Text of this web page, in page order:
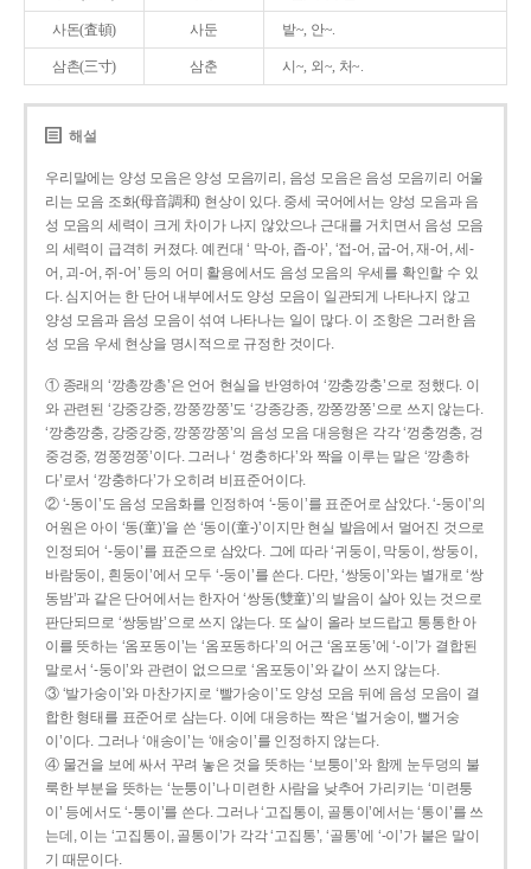
사돈(査頓) 사둔 밭~, 안~.
삼촌(三寸) 삼춘 시~, 외~, 처~.
해설
우리말에는 양성 모음은 양성 모음끼리, 음성 모음은 음성 모음끼리 어울
리는 모음 조화(母音調和) 현상이 있다. 중세 국어에서는 양성 모음과 음
성 모음의 세력이 크게 차이가 나지 않았으나 근대를 거치면서 음성 모음
의 세력이 급격히 커졌다. 예컨대 ‘ 막-아, 좁-아’, ‘접-어, 굽-어, 재-어, 세-
어, 괴-어, 쥐-어’ 등의 어미 활용에서도 음성 모음의 우세를 확인할 수 있
다. 심지어는 한 단어 내부에서도 양성 모음이 일관되게 나타나지 않고
양성 모음과 음성 모음이 섞여 나타나는 일이 많다. 이 조항은 그러한 음
성 모음 우세 현상을 명시적으로 규정한 것이다.
① 종래의 ‘깡총깡총’은 언어 현실을 반영하여 ‘깡충깡충’으로 정했다. 이
와 관련된 ‘강중강중, 깡쭝깡쭝’도 ‘강종강종, 깡쫑깡쫑’으로 쓰지 않는다.
‘깡충깡충, 강중강중, 깡쭝깡쭝’의 음성 모음 대응형은 각각 ‘껑충껑충, 겅
중겅중, 껑쭝껑쭝’이다. 그러나 ‘ 껑충하다’와 짝을 이루는 말은 ‘깡총하
다’로서 ‘깡충하다’가 오히려 비표준어이다.
② ‘-동이’도 음성 모음화를 인정하여 ‘-둥이’를 표준어로 삼았다. ‘-둥이’의
어원은 아이 ‘동(童)’을 쓴 ‘동이(童-)’이지만 현실 발음에서 멀어진 것으로
인정되어 ‘-둥이’를 표준으로 삼았다. 그에 따라 ‘귀둥이, 막둥이, 쌍둥이,
바람둥이, 흰둥이’에서 모두 ‘-둥이’를 쓴다. 다만, ‘쌍둥이’와는 별개로 ‘쌍
동밤’과 같은 단어에서는 한자어 ‘쌍동(雙童)’의 발음이 살아 있는 것으로
판단되므로 ‘쌍둥밤’으로 쓰지 않는다. 또 살이 올라 보드랍고 통통한 아
이를 뜻하는 ‘옴포동이’는 ‘옴포동하다’의 어근 ‘옴포동’에 ‘-이’가 결합된
말로서 ‘-둥이’와 관련이 없으므로 ‘옴포둥이’와 같이 쓰지 않는다.
③ ‘발가숭이’와 마찬가지로 ‘빨가숭이’도 양성 모음 뒤에 음성 모음이 결
합한 형태를 표준어로 삼는다. 이에 대응하는 짝은 ‘벌거숭이, 뻘거숭
이’이다. 그러나 ‘애송이’는 ‘애숭이’를 인정하지 않는다.
④ 물건을 보에 싸서 꾸려 놓은 것을 뜻하는 ‘보퉁이’와 함께 눈두덩의 불
룩한 부분을 뜻하는 ‘눈퉁이’나 미련한 사람을 낮추어 가리키는 ‘미련퉁
이’ 등에서도 ‘-퉁이’를 쓴다. 그러나 ‘고집통이, 골통이’에서는 ‘통이’를 쓰
는데, 이는 ‘고집통이, 골통이’가 각각 ‘고집통’, ‘골통’에 ‘-이’가 붙은 말이
기 때문이다.